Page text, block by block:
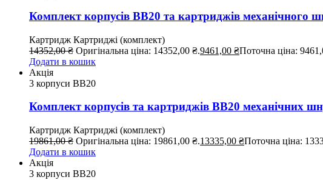
Комплект корпусів BB20 та картриджів механічного
Картридж Картриджі (комплект)
14352,00₴ Оригінальна ціна: 14352,00 ₴.9461,00 ₴Поточна ціна:
Додати в кошик
Акція
3 корпуси ВВ20
Комплект корпусів та картриджів BB20 механічних
Картридж Картриджі (комплект)
19861,00₴ Оригінальна ціна: 19861,00 ₴.13335,00 ₴Поточна ціна:
Додати в кошик
Акція
3 корпуси ВВ20